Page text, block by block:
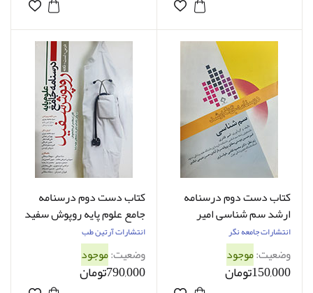
کتاب دست دوم درسنامه
ارشد سم شناسی امیر
قادری - نوشته دارد
انتشارات جامعه نگر
وضعیت:موجود
150,000تومان
کتاب دست دوم درسنامه
جامع علوم پایه روپوش سفید
سیدمحمد پیری - در حد نو
انتشارات آرتین طب
وضعیت:موجود
790,000تومان